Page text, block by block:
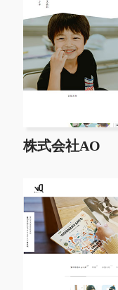
株式会社AO